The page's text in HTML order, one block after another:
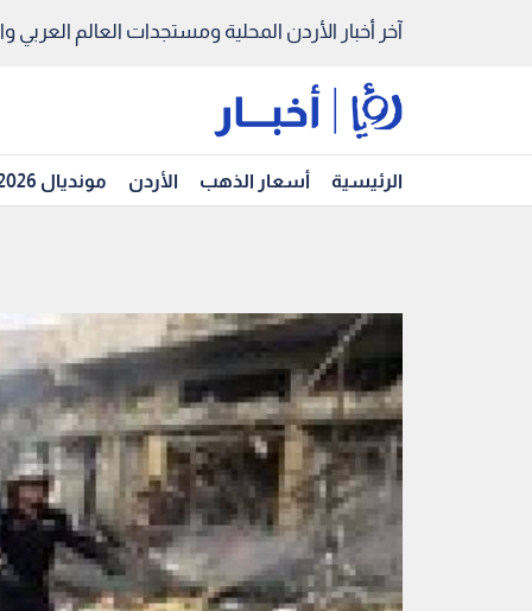
آخر أخبار الأردن المحلية ومستجدات العالم العربي
الرئيسية أسعار الذهب الأردن مونديال 2026